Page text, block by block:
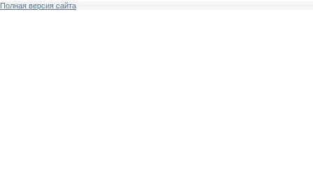
Полная версия сайта